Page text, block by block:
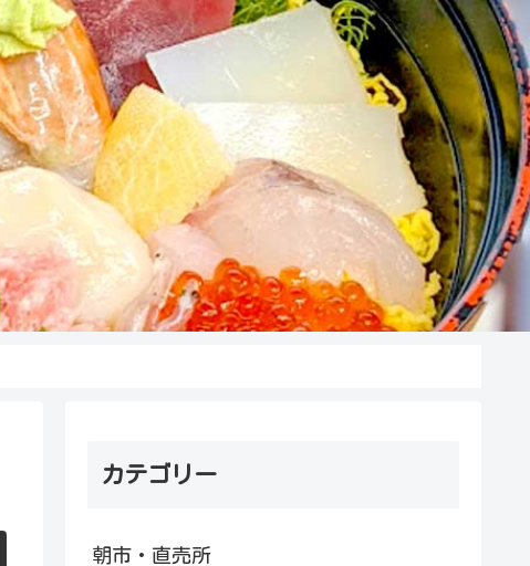
カテゴリー
朝市・直売所